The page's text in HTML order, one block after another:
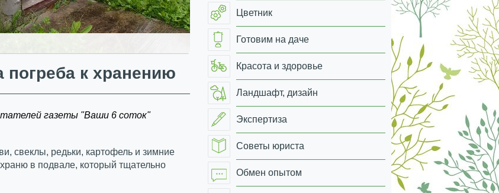
погреба к хранению
газеты "Ваши 6 соток"
свеклы, редьки, картофель и зимние
храню в подвале, который тщательно
Цветник
Готовим на даче
Красота и здоровье
Ландшафт, дизайн
Экспертиза
Советы юриста
Обмен опытом